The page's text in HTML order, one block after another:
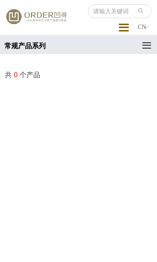
끀
ꄙ
ꀅ
CN
常规产品系列 끀
共 0 个产品